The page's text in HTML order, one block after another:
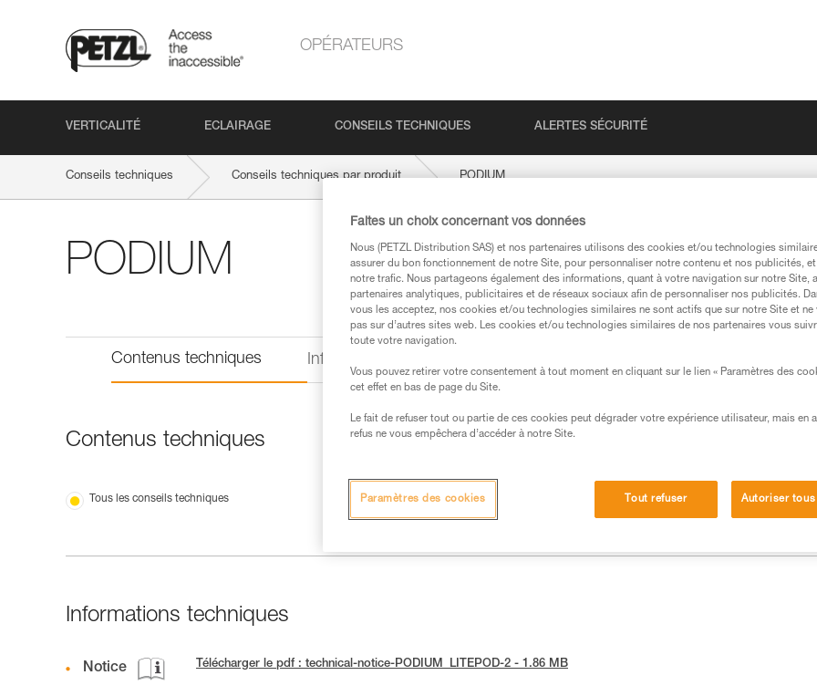
OPÉRATEURS
VERTICALITÉ ECLAIRAGE CONSEILS TECHNIQUES ALERTES SÉCURITÉ
Conseils techniques Conseils techniques par produit PODIUM
PODIUM
Contenus techniques Informations techniques
Contenus techniques
Tous les conseils techniques
Informations techniques
Notice Télécharger le pdf : technical-notice-PODIUM_LITEPOD-2 - 1.86 MB
Faites un choix concernant vos données
Nous (PETZL Distribution SAS) et nos partenaires utilisons des cookies et/ou technologies
assurer du bon fonctionnement de notre Site, pour personnaliser notre contenu et nos publicités,
notre trafic. Nous partageons également des informations, quant à votre navigation sur notre Site,
partenaires analytiques, publicitaires et de réseaux sociaux afin de personnaliser nos publicités.
vous les acceptez, nos cookies et/ou technologies similaires ne sont actifs que sur notre Site et ne
pas sur d’autres sites web. Les cookies et/ou technologies similaires de nos partenaires vous
toute votre navigation.
Vous pouvez retirer votre consentement à tout moment en cliquant sur le lien « Paramètres des
cet effet en bas de page du Site.
Le fait de refuser tout ou partie de ces cookies peut dégrader votre expérience utilisateur, mais en
refus ne vous empêchera d’accéder à notre Site.
Tout refuser Autoriser
Paramètres des cookies